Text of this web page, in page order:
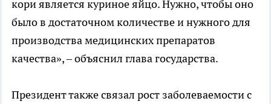
кори является куриное яйцо. Нужно, чтобы оно
было в достаточном количестве и нужного для
производства медицинских препаратов
качества», – объяснил глава государства.
Президент также связал рост заболеваемости с